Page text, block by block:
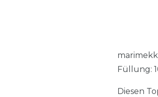
Füllung:
Diesen